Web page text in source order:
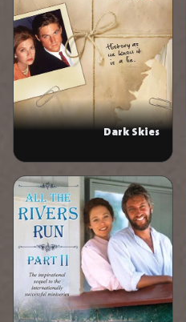
Dark Skies